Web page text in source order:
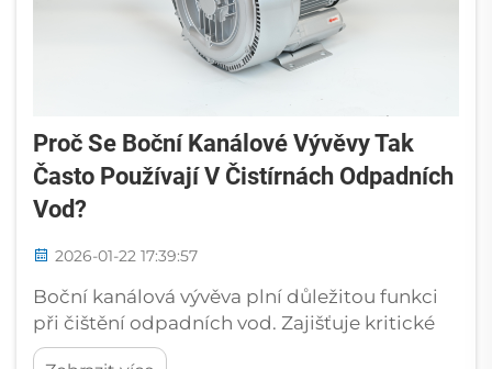
Proč Se Boční Kanálové Vývěvy Tak
Často Používají V Čistírnách Odpadních
Vod?
2026-01-22 17:39:57
Boční kanálová vývěva plní důležitou funkci
při čištění odpadních vod. Zajišťuje kritické
dodávky vzduchu pro několik klíčových